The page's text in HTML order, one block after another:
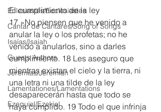
Eclesiastés/Ecclesiastes
Cantar de Cantares/Song of Songs
Isaías/Isaiah
Guests Authors
Jeremias/Jeremiah
Lamentationes/Lamentations
Ezequiel/Ezekiel
El cumplimiento de la ley
17 »No piensen que he venido a
anular la ley o los profetas; no he
venido a anularlos, sino a darles
cumplimiento. 18 Les aseguro que
mientras existan el cielo y la tierra, ni
una letra ni una tilde de la ley
desaparecerán hasta que todo se
haya cumplido. 19 Todo el que infrinja